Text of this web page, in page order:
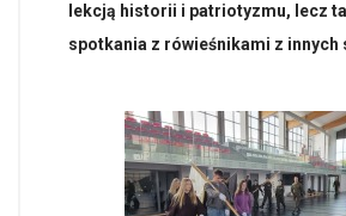
lekcją historii i patriotyzmu, lecz
spotkania z rówieśnikami z innych